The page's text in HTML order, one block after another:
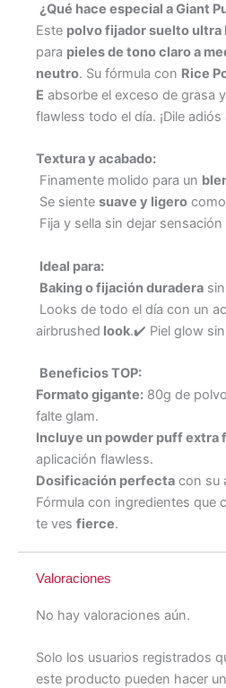
¿Qué hace especial a Giant
Este polvo fijador suelto ultra
para pieles de tono claro a
neutro. Su fórmula con Rice
E absorbe el exceso de grasa
flawless todo el día. ¡Dile
Textura y acabado:
Finamente molido para un
Se siente suave y ligero
Fija y sella sin dejar sensación
Ideal para:
Baking o fijación duradera
Looks de todo el día con un
airbrushed look.✔️ Piel glow
Beneficios TOP:
Formato gigante: 80g de
falte glam.
Incluye un powder puff extra
aplicación flawless.
Dosificación perfecta con su
Fórmula con ingredientes que
te ves fierce.
Valoraciones
No hay valoraciones aún.
Solo los usuarios registrados
este producto pueden hacer